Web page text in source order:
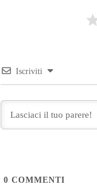
Iscriviti
0 COMMENTI